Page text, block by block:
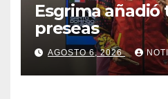
Esgrima añadió
preseas
AGOSTO 6, 2026